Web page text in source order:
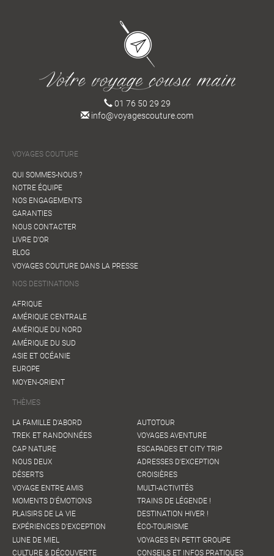
01 76 50 29 29
info@voyagescouture.com
VOYAGES COUTURE
QUI SOMMES-NOUS ?
NOTRE ÉQUIPE
NOS ENGAGEMENTS
GARANTIES
NOUS CONTACTER
LIVRE D'OR
BLOG
VOYAGES COUTURE DANS LA PRESSE
NOS DESTINATIONS
AFRIQUE
AMÉRIQUE CENTRALE
AMÉRIQUE DU NORD
AMÉRIQUE DU SUD
ASIE ET OCÉANIE
EUROPE
MOYEN-ORIENT
THÈMES
LA FAMILLE D'ABORD
TREK ET RANDONNÉES
CAP NATURE
NOUS DEUX
DÉSERTS
VOYAGE ENTRE AMIS
MOMENTS D'ÉMOTIONS
PLAISIRS DE LA VIE
EXPÉRIENCES D'EXCEPTION
LUNE DE MIEL
CULTURE & DÉCOUVERTE
AUTOTOUR
VOYAGES AVENTURE
ESCAPADES ET CITY TRIP
ADRESSES D'EXCEPTION
CROISIÈRES
MULTI-ACTIVITÉS
TRAINS DE LÉGENDE !
DESTINATION HIVER !
ÉCO-TOURISME
VOYAGES EN PETIT GROUPE
CONSEILS ET INFOS PRATIQUES